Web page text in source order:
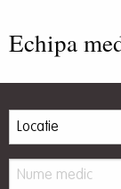
Echipa